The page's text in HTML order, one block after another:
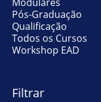
Pós-Graduação
Qualificação
Todos os Cursos
Workshop EAD
Filtrar